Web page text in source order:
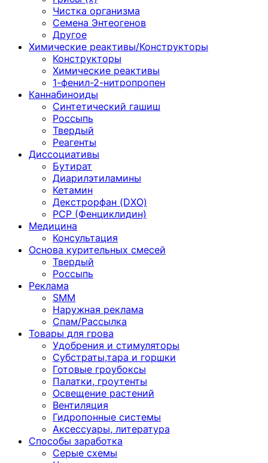
Чистка организма
Семена Энтеогенов
Другое
Химические реактивы/Конструкторы
Конструкторы
Химические реактивы
1-фенил-2-нитропропен
Каннабиноиды
Синтетический гашиш
Россыпь
Твердый
Реагенты
Диссоциативы
Бутират
Диарилэтиламины
Кетамин
Декстрорфан (DXO)
PCP (Фенциклидин)
Медицина
Консультация
Основа курительных смесей
Твердый
Россыпь
Реклама
SMM
Наружная реклама
Спам/Рассылка
Товары для грова
Удобрения и стимуляторы
Субстраты,тара и горшки
Готовые гроубоксы
Палатки, гроутенты
Освещение растений
Вентиляция
Гидропонные системы
Аксессуары, литература
Способы заработка
Серые схемы